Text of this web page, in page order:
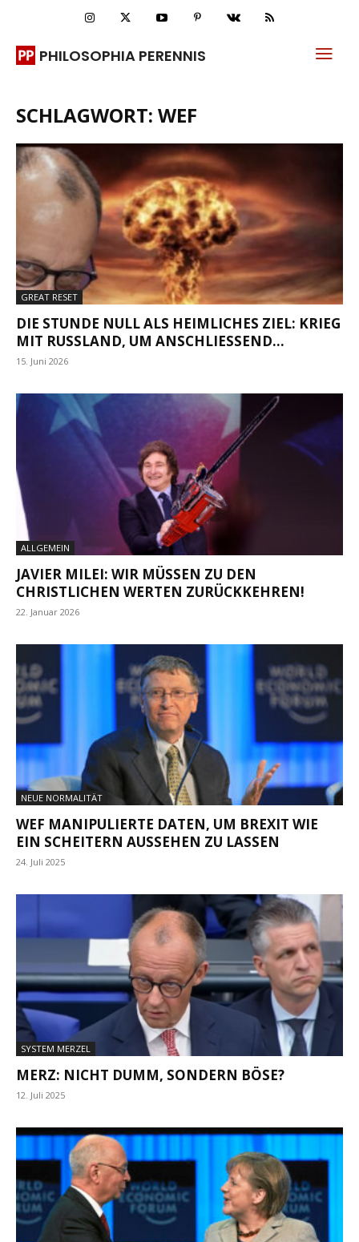
PHILOSOPHIA PERENNIS
SCHLAGWORT: WEF
GREAT RESET
DIE STUNDE NULL ALS HEIMLICHES ZIEL: KRIEG
MIT RUSSLAND, UM ANSCHLIESSEND...
15. Juni 2026
ALLGEMEIN
JAVIER MILEI: WIR MÜSSEN ZU DEN
CHRISTLICHEN WERTEN ZURÜCKKEHREN!
22. Januar 2026
NEUE NORMALITÄT
WEF MANIPULIERTE DATEN, UM BREXIT WIE
EIN SCHEITERN AUSSEHEN ZU LASSEN
24. Juli 2025
SYSTEM MERZEL
MERZ: NICHT DUMM, SONDERN BÖSE?
12. Juli 2025